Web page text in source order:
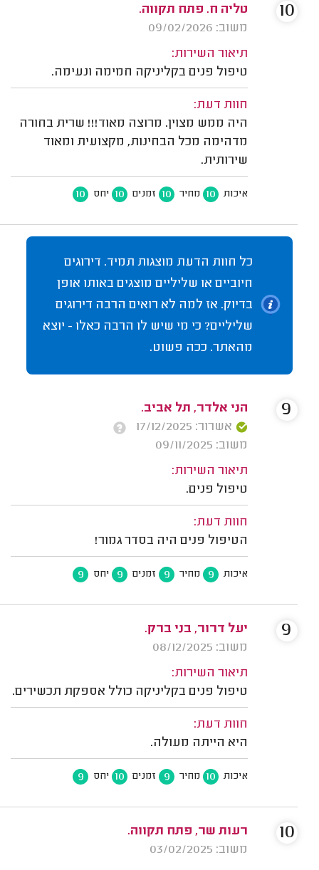
טליה ח. פתח תקווה.
משוב: 09/02/2026
תיאור השירות:
טיפול פנים בקליניקה חמימה ונעימה.
חוות דעת:
היה ממש מצוין. מרוצה מאוד!!! שרית בחורה
מדהימה מכל הבחינות, מקצועית ומאוד
שירותית.
איכות 10 מחיר 10 זמנים 10 יחס 10
10
כל חוות הדעת מוצגות תמיד. דירוגים
חיוביים או שליליים מוצגים באותו אופן
בדיוק. אז למה לא רואים הרבה דירוגים
שליליים? כי מי שיש לו הרבה כאלו - יוצא
מהאתר. ככה פשוט.
הני אלדר, תל אביב.
אשרור: 17/12/2025
משוב: 09/11/2025
תיאור השירות:
טיפול פנים.
חוות דעת:
הטיפול פנים היה בסדר גמור!
איכות 9 מחיר 9 זמנים 9 יחס 9
9
יעל דרור, בני ברק.
משוב: 08/12/2025
תיאור השירות:
טיפול פנים בקליניקה כולל אספקת תכשירים.
חוות דעת:
היא הייתה מעולה.
איכות 10 מחיר 9 זמנים 10 יחס 9
9
רעות שר, פתח תקווה.
משוב: 03/02/2025
10